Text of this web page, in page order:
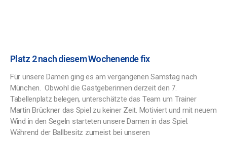
Platz 2 nach diesem Wochenende fix
Für unsere Damen ging es am vergangenen Samstag nach
München. Obwohl die Gastgeberinnen derzeit den 7.
Tabellenplatz belegen, unterschätzte das Team um Trainer
Martin Brückner das Spiel zu keiner Zeit. Motiviert und mit neuem
Wind in den Segeln starteten unsere Damen in das Spiel.
Während der Ballbesitz zumeist bei unseren